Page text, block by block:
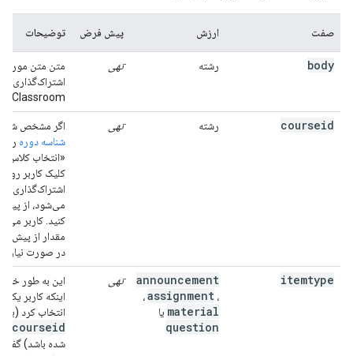
صفت ارزش پیش فرض توضیحات
body رشته تهی
متن متن مورد
اشتراک‌گذاری
Classroom تنظیم می‌کند.
courseid رشته تهی
اگر مشخص شده
شناسه دوره را
«انتخاب
کلیک کاربر روی
اشتراک‌گذاری
می‌شود، از پیش
کنید. کاربر می
مقدار از پیش
در صورت نیاز
itemtype
announcement
،assignment ،
material یا
question
تهی
این به طور
اینکه کاربر یک
انتخاب کرد (یا
courseid
شده باشد)